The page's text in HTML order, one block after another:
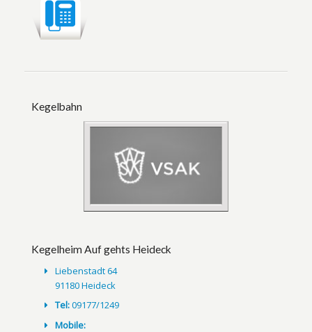
Kegelbahn
Kegelheim Auf gehts Heideck
Liebenstadt 64
91180 Heideck
Tel:09177/1249
Mobile: